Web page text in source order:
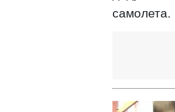
самолета.